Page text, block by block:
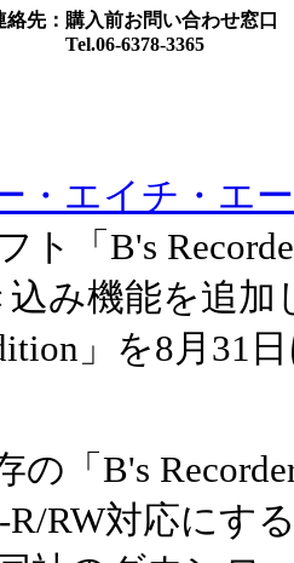
絡先：購入前お問い合わせ窓口
6378-3365
・エイチ・エー
ト「B's
み機能を追加
」を8月31
「B's
R/RW対応にす